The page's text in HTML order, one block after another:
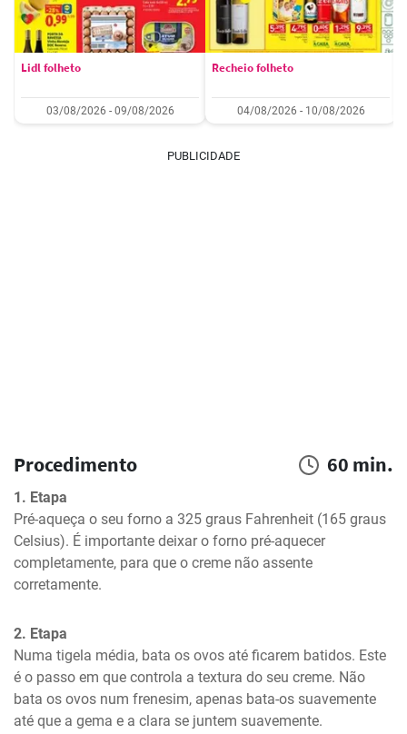
Lidl folheto
03/08/2026 - 09/08/2026
Recheio folheto
04/08/2026 - 10/08/2026
PUBLICIDADE
Procedimento 60 min.
1. Etapa
Pré-aqueça o seu forno a 325 graus Fahrenheit (165 graus
Celsius). É importante deixar o forno pré-aquecer
completamente, para que o creme não assente
corretamente.
2. Etapa
Numa tigela média, bata os ovos até ficarem batidos. Este
é o passo em que controla a textura do seu creme. Não
bata os ovos num frenesim, apenas bata-os suavemente
até que a gema e a clara se juntem suavemente.